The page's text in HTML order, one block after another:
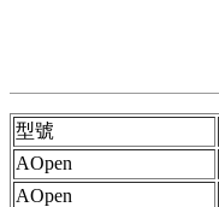
型號
AOpen
AOpen